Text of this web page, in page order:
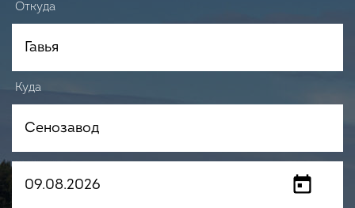
Откуда
Куда